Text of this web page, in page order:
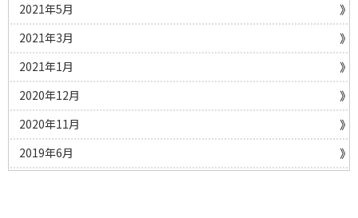
2021年5月
2021年3月
2021年1月
2020年12月
2020年11月
2019年6月